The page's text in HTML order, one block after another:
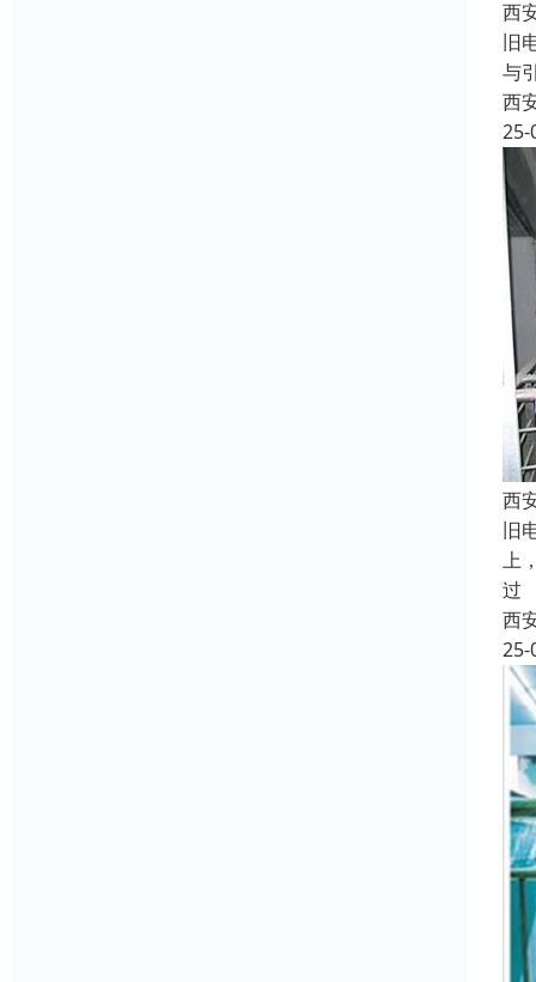
西
旧
与
西
25-
西
旧
上
过
西
25-